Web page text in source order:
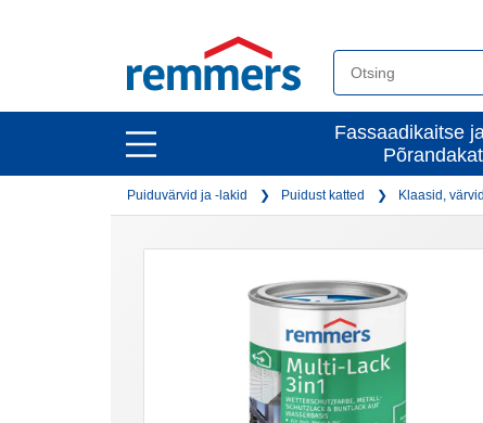
open
main
navigation
open
main
Fassaadikaitse
Puiduvärvid ja -lakid Puidust katted Klaasid,